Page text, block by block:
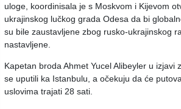
uloge, koordinisala je s Moskvom i Kijevom
ukrajinskog lučkog grada Odesa da bi
su bile zaustavljene zbog rusko-ukrajinskog
nastavljene.
Kapetan broda Ahmet Yucel Alibeyler u izjavi
se uputili ka Istanbulu, a očekuju da će
uslovima trajati 28 sati.